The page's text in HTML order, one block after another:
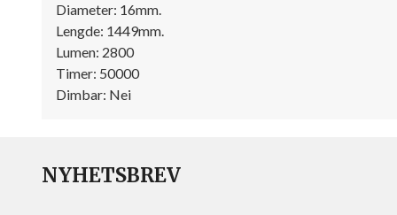
Diameter: 16mm.
Lengde: 1449mm.
Lumen: 2800
Timer: 50000
Dimbar: Nei
NYHETSBREV